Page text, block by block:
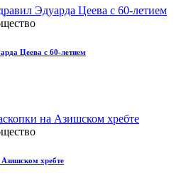
Цеева с 60-летием
хребте